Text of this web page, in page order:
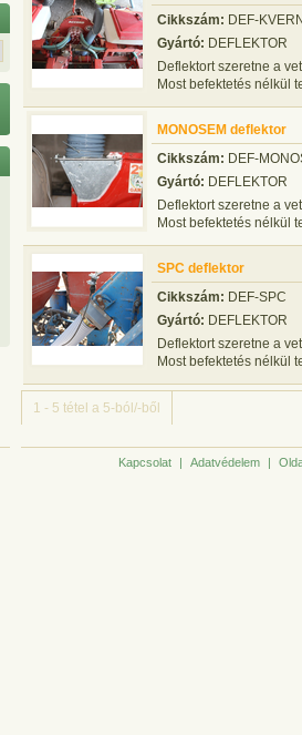
Cikkszám: DEF-
Gyártó: DEFLEKTOR
Deflektort szeretne a
Most befektetés nélkül
MONOSEM deflektor
Cikkszám: DEF-
Gyártó: DEFLEKTOR
Deflektort szeretne a
Most befektetés nélkül
SPC deflektor
Cikkszám: DEF-SPC
Gyártó: DEFLEKTOR
Deflektort szeretne a
Most befektetés nélkül
1 - 5 tétel a 5-ból/-ből
Kapcsolat | Adatvédelem |